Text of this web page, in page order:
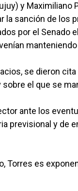
y Maximiliano
la sanción de los
por el Senado
se dieron cita
el que se
ante los
previsional y de
Torres es